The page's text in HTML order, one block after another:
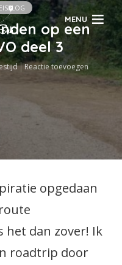
MENU
op een
deel 3
Reactie toevoegen
opgedaan
het dan zover! Ik
roadtrip door